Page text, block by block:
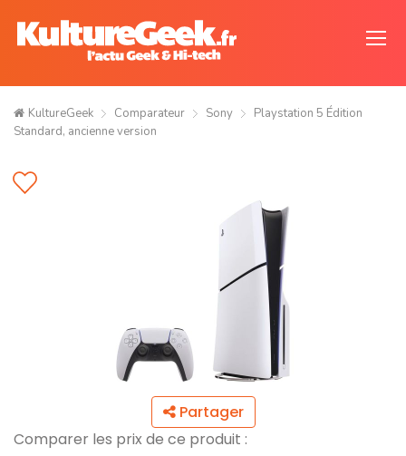
KultureGeek Comparateur Sony
Playstation 5 Édition
Standard, ancienne version
Partager
Comparer les prix de ce produit :